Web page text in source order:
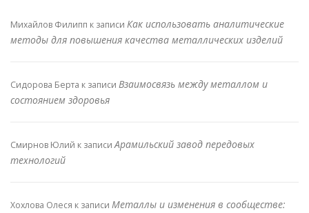
Михайлов Филипп к записи Как использовать аналитические
методы для повышения качества металлических изделий
Сидорова Берта к записи Взаимосвязь между металлом и
состоянием здоровья
Смирнов Юлий к записиАрамильский завод передовых
технологий
Хохлова Олеся к записи Металлы и изменения в сообществе: